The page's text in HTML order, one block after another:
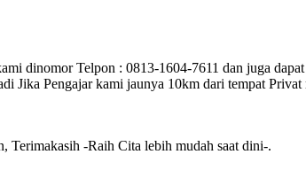
dinomor Telpon : 0813-1604-7611 dan juga
Pengajar kami jaunya 10km dari tempat Privat
Terimakasih -Raih Cita lebih mudah saat dini-.